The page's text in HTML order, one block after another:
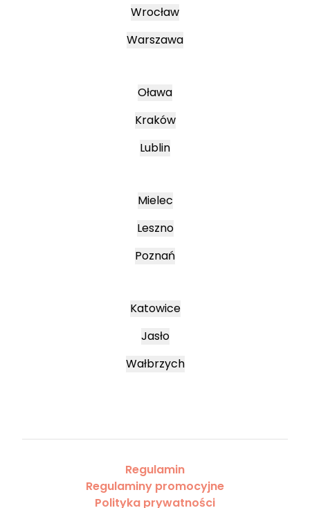
Wrocław
Warszawa
Oława
Kraków
Lublin
Mielec
Leszno
Poznań
Katowice
Jasło
Wałbrzych
Regulamin
Regulaminy promocyjne
Polityka prywatności